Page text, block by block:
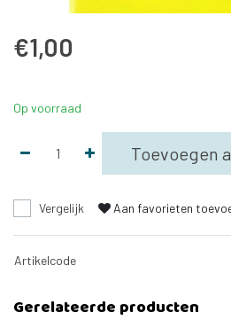
€1,00
Op voorraad
Toevoegen
Vergelijk Aan favorieten
Artikelcode
Gerelateerde producten